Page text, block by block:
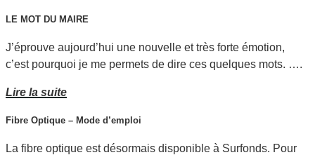
LE MOT DU MAIRE
J’éprouve aujourd’hui une nouvelle et très forte émotion,
c’est pourquoi je me permets de dire ces quelques mots. ….
Lire la suite
Fibre Optique – Mode d’emploi
La fibre optique est désormais disponible à Surfonds. Pour